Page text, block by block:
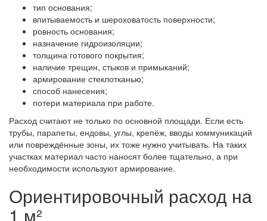
тип основания;
впитываемость и шероховатость поверхности;
ровность основания;
назначение гидроизоляции;
толщина готового покрытия;
наличие трещин, стыков и примыканий;
армирование стеклотканью;
способ нанесения;
потери материала при работе.
Расход считают не только по основной площади. Если есть
трубы, парапеты, ендовы, углы, крепёж, вводы коммуникаций
или повреждённые зоны, их тоже нужно учитывать. На таких
участках материал часто наносят более тщательно, а при
необходимости используют армирование.
Ориентировочный расход на
1 м²